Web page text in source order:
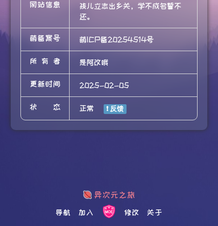
网站信息
孩儿立志出乡关，学不成名誓不
还。
萌备案号 萌ICP备20254514号
所有者 是阿改哦
更新时间 2025-02-05
状态 正常
导航 加入 修改 关于